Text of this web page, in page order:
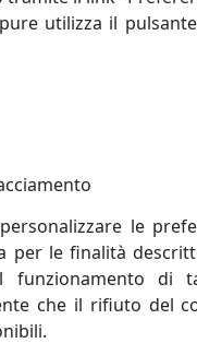
nel trasporto e
utilizza il
le
per le finalità
di
che il rifiuto del